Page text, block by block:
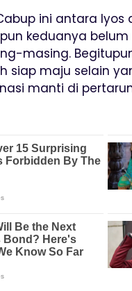
ini antara
keduanya
masing.
siap maju selain
manti di